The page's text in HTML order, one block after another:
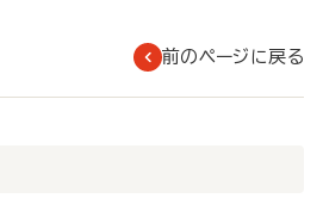
前のページに戻る